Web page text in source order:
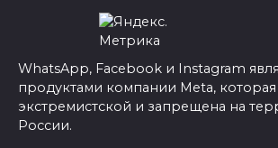
WhatsApp, Facebook и Instagram
продуктами компании Meta,
экстремистской и запрещена на
России.